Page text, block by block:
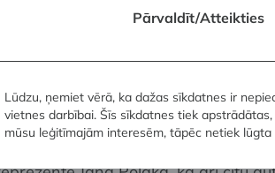
latviskā stila meklējumiem interjeru
gs. 30. gadu populārās
– vāceles, dekoratīvie šķīvji, un
iezīmes atspoguļo
viņa domubiedru darbi. 20.
pārstāv koka skulptūriņas, bet
Pārvaldīt/Atteikties
Lūdzu, ņemiet vērā, ka dažas sīkdatnes ir
vietnes darbībai. Šīs sīkdatnes tiek
mūsu leģitīmajām interesēm, tāpēc netiek